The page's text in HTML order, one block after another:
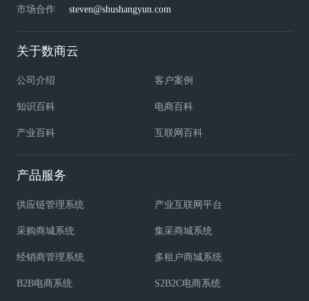
市场合作 steven@shushangyun.com
关于数商云
公司介绍 客户案例
知识百科 电商百科
产业百科 互联网百科
产品服务
供应链管理系统 产业互联网平台
采购商城系统 集采商城系统
经销商管理系统 多租户商城系统
B2B电商系统 S2B2C电商系统